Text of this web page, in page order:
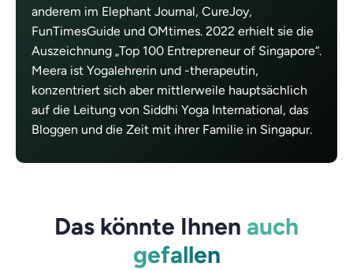
anderem im Elephant Journal, CureJoy,
FunTimesGuide und OMtimes. 2022 erhielt sie die
Auszeichnung „Top 100 Entrepreneur of Singapore“.
Meera ist Yogalehrerin und -therapeutin,
konzentriert sich aber mittlerweile hauptsächlich
auf die Leitung von Siddhi Yoga International, das
Bloggen und die Zeit mit ihrer Familie in Singapur.
Das könnte Ihnen auch
gefallen